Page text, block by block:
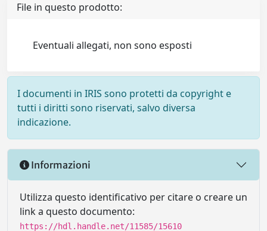
File in questo prodotto:
Eventuali allegati, non sono esposti
I documenti in IRIS sono protetti da copyright e
tutti i diritti sono riservati, salvo diversa
indicazione.
Informazioni
Utilizza questo identificativo per citare o creare un
link a questo documento:
https://hdl.handle.net/11585/15610